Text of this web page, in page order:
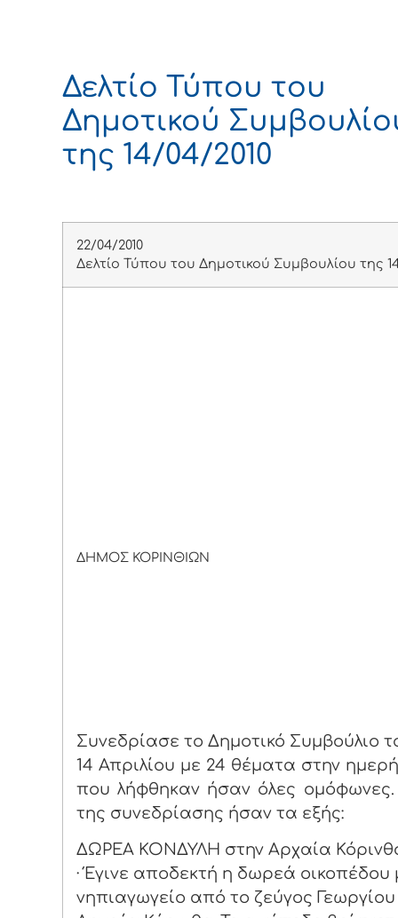
Δελτίο Τύπου του
Δημοτικού
της 14/04/2010
22/04/2010
Δελτίο Τύπου του Δημοτικού Συμβουλίου της
ΔΗΜΟΣ ΚΟΡΙΝΘΙΩΝ
Συνεδρίασε το Δημοτικό Συμβούλιο
14 Απριλίου με 24 θέματα στην
που λήφθηκαν ήσαν όλες
της συνεδρίασης ήσαν τα εξής:
ΔΩΡΕΑ ΚΟΝΔΥΛΗ στην Αρχαία
· Έγινε αποδεκτή η δωρεά
νηπιαγωγείο από το ζεύγος